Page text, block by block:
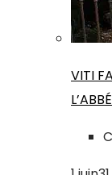
VITI